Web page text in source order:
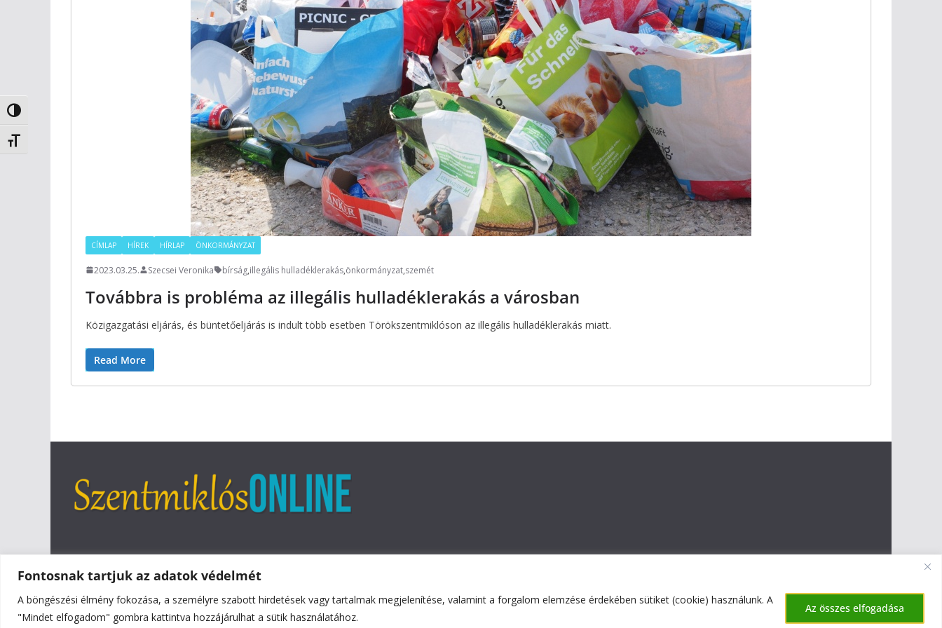
Fontosnak tartjuk az adatok védelmét
A böngészési élmény fokozása, a személyre szabott hirdetések vagy tartalmak megjelenítése, valamint a forgalom elemzése érdekében sütiket (cookie) használunk. A
"Mindet elfogadom" gombra kattintva hozzájárulhat a sütik használatához.
Az összes elfogadása
Nagy kontraszt váltása
Betűméret váltása
CÍMLAP HÍREK HÍRLAP ÖNKORMÁNYZAT
2023.03.25. Szecsei Veronika bírság,illegális hulladéklerakás,önkormányzat,szemét
Továbbra is probléma az illegális hulladéklerakás a városban
Közigazgatási eljárás, és büntetőeljárás is indult több esetben Törökszentmiklóson az illegális hulladéklerakás miatt.
Read More
Copyright © 2026Szentmiklós Online. All rights reserved.
Theme: ColorMagby ThemeGrill. Powered byWordPress.